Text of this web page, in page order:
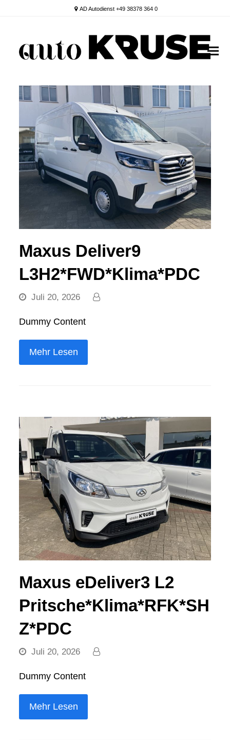
AD Autodienst +49 38378 364 0
Maxus Deliver9
L3H2*FWD*Klima*PDC
Juli 20, 2026
Dummy Content
Mehr Lesen
Maxus eDeliver3 L2
Pritsche*Klima*RFK*SH
Z*PDC
Juli 20, 2026
Dummy Content
Mehr Lesen